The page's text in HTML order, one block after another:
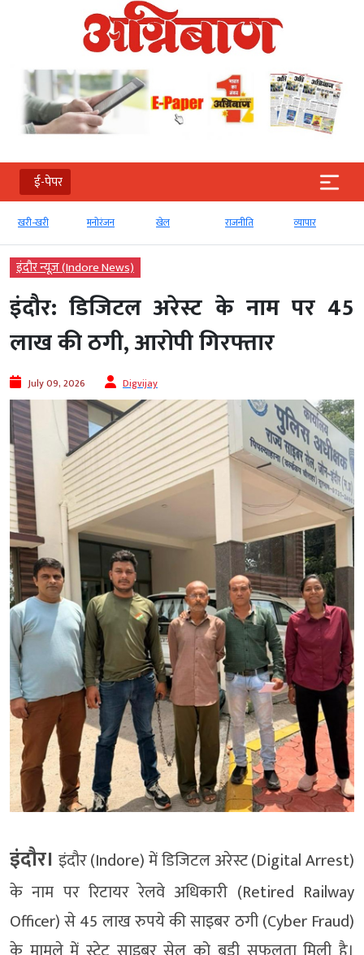
ई-पेपर
खरी-खरी मनोरंजन खेल राजनीति व्‍यापार
इंदौर न्यूज़ (Indore News)
इंदौर: डिजिटल अरेस्ट के नाम पर 45
लाख की ठगी, आरोपी गिरफ्तार
July 09, 2026 Digvijay
इंदौर। इंदौर (Indore) में डिजिटल अरेस्ट (Digital Arrest)
के नाम पर रिटायर रेलवे अधिकारी (Retired Railway
Officer) से 45 लाख रुपये की साइबर ठगी (Cyber ​​Fraud)